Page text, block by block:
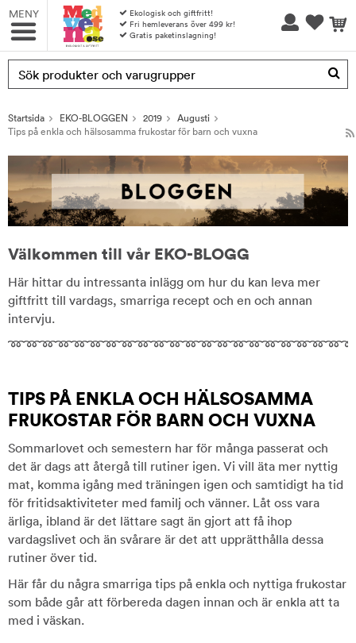
MENY
Ekologisk och giftfritt!
Fri hemleverans över 499 kr!
Gratis paketinslagning!
Produkten har blivit tillagd i varukorgen
Startsida EKO-BLOGGEN 2019
Augusti
Tips på enkla och hälsosamma frukostar för barn och vuxna
Välkommen till vår EKO-BLOGG
Här hittar du intressanta inlägg om hur du kan leva mer
giftfritt till vardags, smarriga recept och en och annan
intervju.
TIPS PÅ ENKLA OCH HÄLSOSAMMA
FRUKOSTAR FÖR BARN OCH VUXNA
Sommarlovet och semestern har för många passerat och
det är dags att återgå till rutiner igen. Vi vill äta mer nyttig
mat, komma igång med träningen igen och samtidigt ha tid
för fritidsaktiviteter med familj och vänner. Låt oss vara
ärliga, ibland är det lättare sagt än gjort att få ihop
vardagslivet och än svårare är det att upprätthålla dessa
rutiner över tid.
Här får du några smarriga tips på enkla och nyttiga frukostar
som både går att förbereda dagen innan och är enkla att ta
med i väskan.